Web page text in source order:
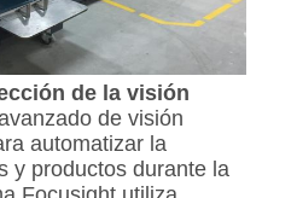
de la visión
de visión
automatizar la
y productos durante la